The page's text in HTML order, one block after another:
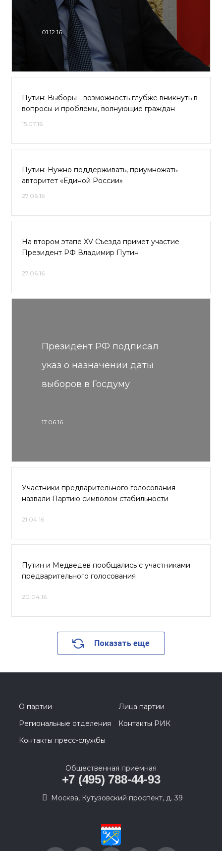
01.12.16
Путин: Выборы - возможность глубже вникнуть в
вопросы и проблемы, волнующие граждан
15.07.16
Путин: Нужно поддерживать, приумножать
авторитет «Единой России»
27.06.16
На втором этапе XV Съезда примет участие
Президент РФ Владимир Путин
27.06.16
Президент РФ подписал
указ о назначении даты
выборов в Госдуму
17.06.16
Участники предварительного голосования
назвали Партию символом стабильности
21.04.16
Путин и Медведев пообщались с участниками
предварительного голосования
20.04.16
Показать еще
О партии
Лица партии
Региональные отделения
Контакты РИК
Контакты пресс-службы
Общественная приемная
+7 (495) 788-44-93
Москва, Кутузовский проспект, д. 39